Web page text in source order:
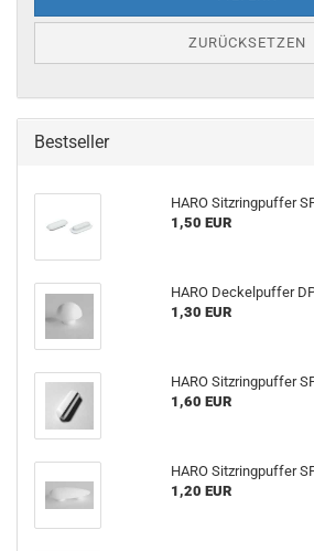
ZURÜCKSETZEN
Bestseller
HARO Sitzringpuffer
1,50 EUR
HARO Deckelpuffer
1,30 EUR
HARO Sitzringpuffer
1,60 EUR
HARO Sitzringpuffer
1,20 EUR